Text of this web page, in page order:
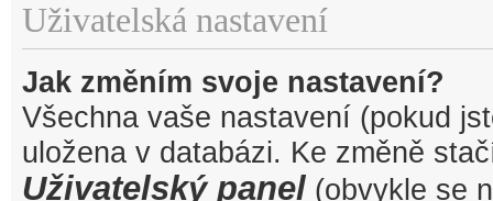
Uživatelská nastavení
Jak změním svoje nastavení?
Všechna vaše nastavení (pokud
uložena v databázi. Ke změně
Uživatelský panel (obvykle se